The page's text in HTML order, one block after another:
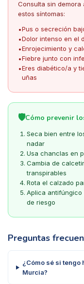
Consulta sin
estos síntomas:
•Pus o secreción
•Dolor intenso en el
•Enrojecimiento y
•Fiebre junto con
•Eres diabético/a y
uñas
🛡️Cómo prevenir
Seca bien entre
nadar
Usa chanclas en
Cambia de
transpirables
Rota el calzado
Aplica antifúngico
de riesgo
Preguntas
¿Cómo sé si tengo
Murcia?